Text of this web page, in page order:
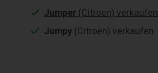
Jumper (Citroen) verkaufen
Jumpy (Citroen) verkaufen